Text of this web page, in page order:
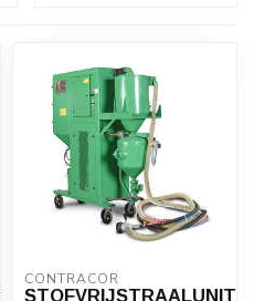
CONTRACOR
STOFVRIJSTRAALUNIT